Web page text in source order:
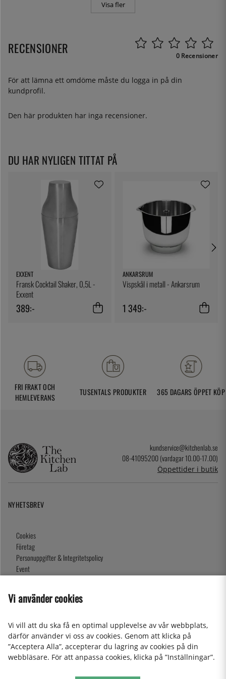
Visa fler
RECENSIONER 0 Recensioner
För att lämna ett omdöme måste du logga in på din
kundprofil.
Den här produkten har inga recensioner.
DU HAR NYLIGEN TITTAT PÅ
EXXENT
Fransk Cocktail Shaker, 0,5L -
Exxent
389:-
ANKARSRUM
Vispskål i metall - Ankarsrum
1 349:-
FRI FRAKT OCH
HEMLEVERANS
TUSENTALS PRODUKTER 365 DAGARS ÖPPET KÖP
kundservice@kitchenlab.se
08-41095200 (vardagar 10.00-17.00)
Öppettider i butik
NYHETSBREV
Cookies
Företag
Personuppgifter & Integritetspolicy
Event
Presentkort
2026 KitchenLab AB
Vi använder cookies
Vi vill att du ska få en optimal upplevelse av vår webbplats,
därför använder vi oss av cookies. Genom att klicka på
”Acceptera Alla”, accepterar du lagring av cookies på din
webbläsare. För att anpassa cookies, klicka på ”Inställningar”.